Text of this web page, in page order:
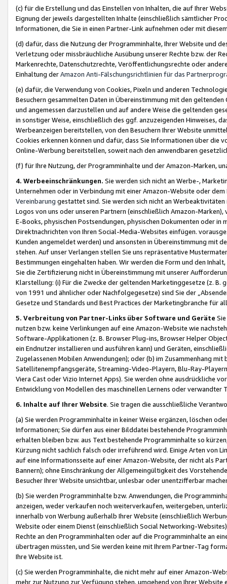
(c) für die Erstellung und das Einstellen von Inhalten, die auf Ihrer
Eignung der jeweils dargestellten Inhalte (einschließlich sämtlicher
Informationen, die Sie in einen Partner-Link aufnehmen oder mit
(d) dafür, dass die Nutzung der Programminhalte, Ihrer Website und
Verletzung oder missbräuchliche Ausübung unserer Rechte bzw. der
Markenrechte, Datenschutzrechte, Veröffentlichungsrechte oder
Einhaltung derAmazon Anti-Fälschungsrichtlinien für das
(e) dafür, die Verwendung von Cookies, Pixeln und anderen
Besuchern gesammelten Daten in Übereinstimmung mit den
und angemessen darzustellen und auf andere Weise die geltenden
in sonstiger Weise, einschließlich des ggf. anzuzeigenden Hinweises,
Werbeanzeigen bereitstellen, von den Besuchern Ihrer Website
Cookies erkennen können und dafür, dass Sie Informationen über die
Online-Werbung bereitstellen, soweit nach den anwendbaren
(f) für Ihre Nutzung, der Programminhalte und der Amazon-Marken,
4. Werbeeinschränkungen. Sie werden sich nicht an Werbe-,
Unternehmen oder in Verbindung mit einer Amazon-Website oder
Vereinbarung gestattet sind. Sie werden sich nicht an
Logos von uns oder unseren Partnern (einschließlich Amazon-
E-Books, physischen Postsendungen, physischen Dokumenten oder in
Direktnachrichten von Ihren Social-Media-Websites einfügen.
Kunden angemeldet werden) und ansonsten in Übereinstimmung mit
stehen. Auf unser Verlangen stellen Sie uns repräsentative
Bestimmungen eingehalten haben. Wir werden die Form und den
Sie die Zertifizierung nicht in Übereinstimmung mit unserer
Klarstellung: (i) Für die Zwecke der geltenden Marketinggesetze (z. B.
von 1991 und ähnlicher oder Nachfolgegesetze) sind Sie der
Gesetze und Standards und Best Practices der Marketingbranche für
5. Verbreitung von Partner-Links über Software und Geräte
nutzen bzw. keine Verlinkungen auf eine Amazon-Website wie
Software-Applikationen (z. B. Browser Plug-ins, Browser Helper
ein Endnutzer installieren und ausführen kann) und Geräten,
Zugelassenen Mobilen Anwendungen); oder (b) im Zusammenhang
Satellitenempfangsgeräte, Streaming-Video-Playern, Blu-Ray-
Viera Cast oder Vizio Internet Apps). Sie werden ohne ausdrückliche
Entwicklung von Modellen des maschinellen Lernens oder
6. Inhalte auf Ihrer Website. Sie tragen die ausschließliche
(a) Sie werden Programminhalte in keiner Weise ergänzen, löschen
Informationen; Sie dürfen aus einer Bilddatei bestehende
erhalten bleiben bzw. aus Text bestehende Programminhalte so
Kürzung nicht sachlich falsch oder irreführend wird. Einige Arten von
auf eine Informationsseite auf einer Amazon-Website, der nicht als
Bannern); ohne Einschränkung der Allgemeingültigkeit des
Besucher Ihrer Website unsichtbar, unlesbar oder unentzifferbar
(b) Sie werden Programminhalte bzw. Anwendungen, die
anzeigen, weder verkaufen noch weiterverkaufen, weitergeben,
innerhalb von Werbung außerhalb Ihrer Website (einschließlich
Website oder einem Dienst (einschließlich Social Networking-
Rechte an den Programminhalten oder auf die Programminhalte an
übertragen müssten, und Sie werden keine mit Ihrem Partner-Tag
Ihre Website ist.
(c) Sie werden Programminhalte, die nicht mehr auf einer Amazon-
mehr zur Nutzung zur Verfügung stehen, umgehend von Ihrer